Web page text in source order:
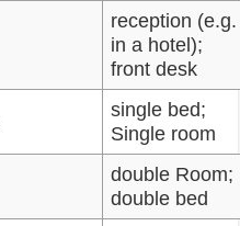
reception (e.g.
in a hotel);
front desk
single bed;
Single room
double Room;
double bed